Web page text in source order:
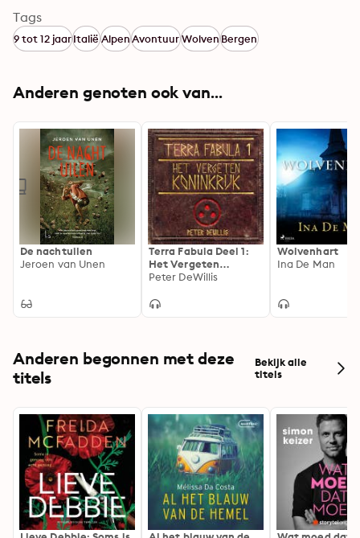
Tags
9 tot 12 jaarItaliëAlpenAvontuurWolvenBergen
Anderen genoten ook van...
De nachtuilen
Jeroen van Unen
Terra Fabula Deel 1:
Het Vergeten
Koninkrijk
Peter DeWillis
Wolvenhart
Ina De Man
Anderen begonnen met deze
titels
Bekijk alle
titels